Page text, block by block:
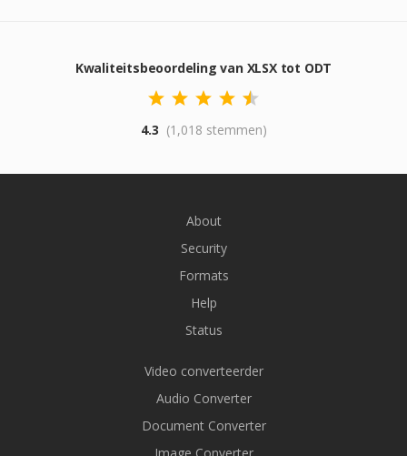
Kwaliteitsbeoordeling van XLSX tot ODT
4.3 (1,018 stemmen)
About
Security
Formats
Help
Status
Video converteerder
Audio Converter
Document Converter